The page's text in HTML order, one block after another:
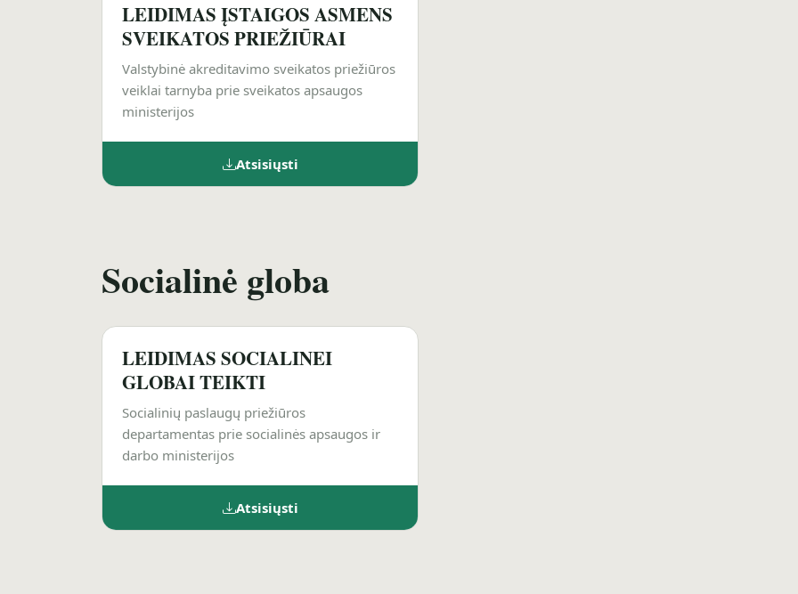
LEIDIMAS ĮSTAIGOS ASMENS
SVEIKATOS PRIEŽIŪRAI
Valstybinė akreditavimo sveikatos priežiūros
veiklai tarnyba prie sveikatos apsaugos
ministerijos
Atsisiųsti
Socialinė globa
LEIDIMAS SOCIALINEI
GLOBAI TEIKTI
Socialinių paslaugų priežiūros
departamentas prie socialinės apsaugos ir
darbo ministerijos
Atsisiųsti